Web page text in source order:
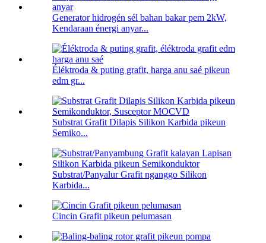
Generator hidrogén sél bahan bakar pem 2kW,
Kendaraan énergi anyar...
Éléktroda & puting grafit, harga anu saé pikeun
edm gr...
Substrat Grafit Dilapis Silikon Karbida pikeun
Semiko...
Substrat/Panyalur Grafit nganggo Silikon
Karbida...
Cincin Grafit pikeun pelumasan